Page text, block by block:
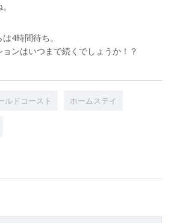
4時間待ち。
ンはいつまで続くでしょうか！？
ルドコースト ホームステイ